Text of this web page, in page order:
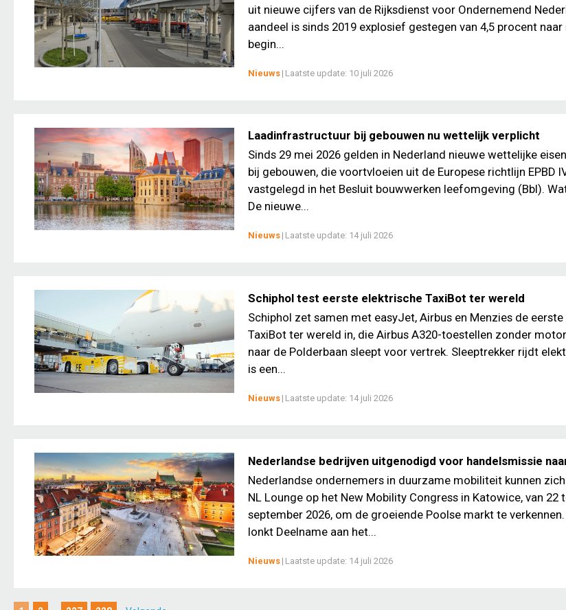
uit nieuwe cijfers van de Rijksdienst voor Ondernemend
aandeel is sinds 2019 explosief gestegen van 4,5 procent
begin...
Nieuws | Laatste update: 10 juli 2026
Laadinfrastructuur bij gebouwen nu wettelijk verplicht
Sinds 29 mei 2026 gelden in Nederland nieuwe wettelijke
bij gebouwen, die voortvloeien uit de Europese richtlijn EPBD
vastgelegd in het Besluit bouwwerken leefomgeving (Bbl).
De nieuwe...
Nieuws | Laatste update: 14 juli 2026
Schiphol test eerste elektrische TaxiBot ter wereld
Schiphol zet samen met easyJet, Airbus en Menzies de
TaxiBot ter wereld in, die Airbus A320-toestellen zonder
naar de Polderbaan sleept voor vertrek. Sleeptrekker rijdt
is een...
Nieuws | Laatste update: 14 juli 2026
Nederlandse bedrijven uitgenodigd voor handelsmissie
Nederlandse ondernemers in duurzame mobiliteit kunnen
NL Lounge op het New Mobility Congress in Katowice, van 22
september 2026, om de groeiende Poolse markt te
lonkt Deelname aan het...
Nieuws | Laatste update: 14 juli 2026